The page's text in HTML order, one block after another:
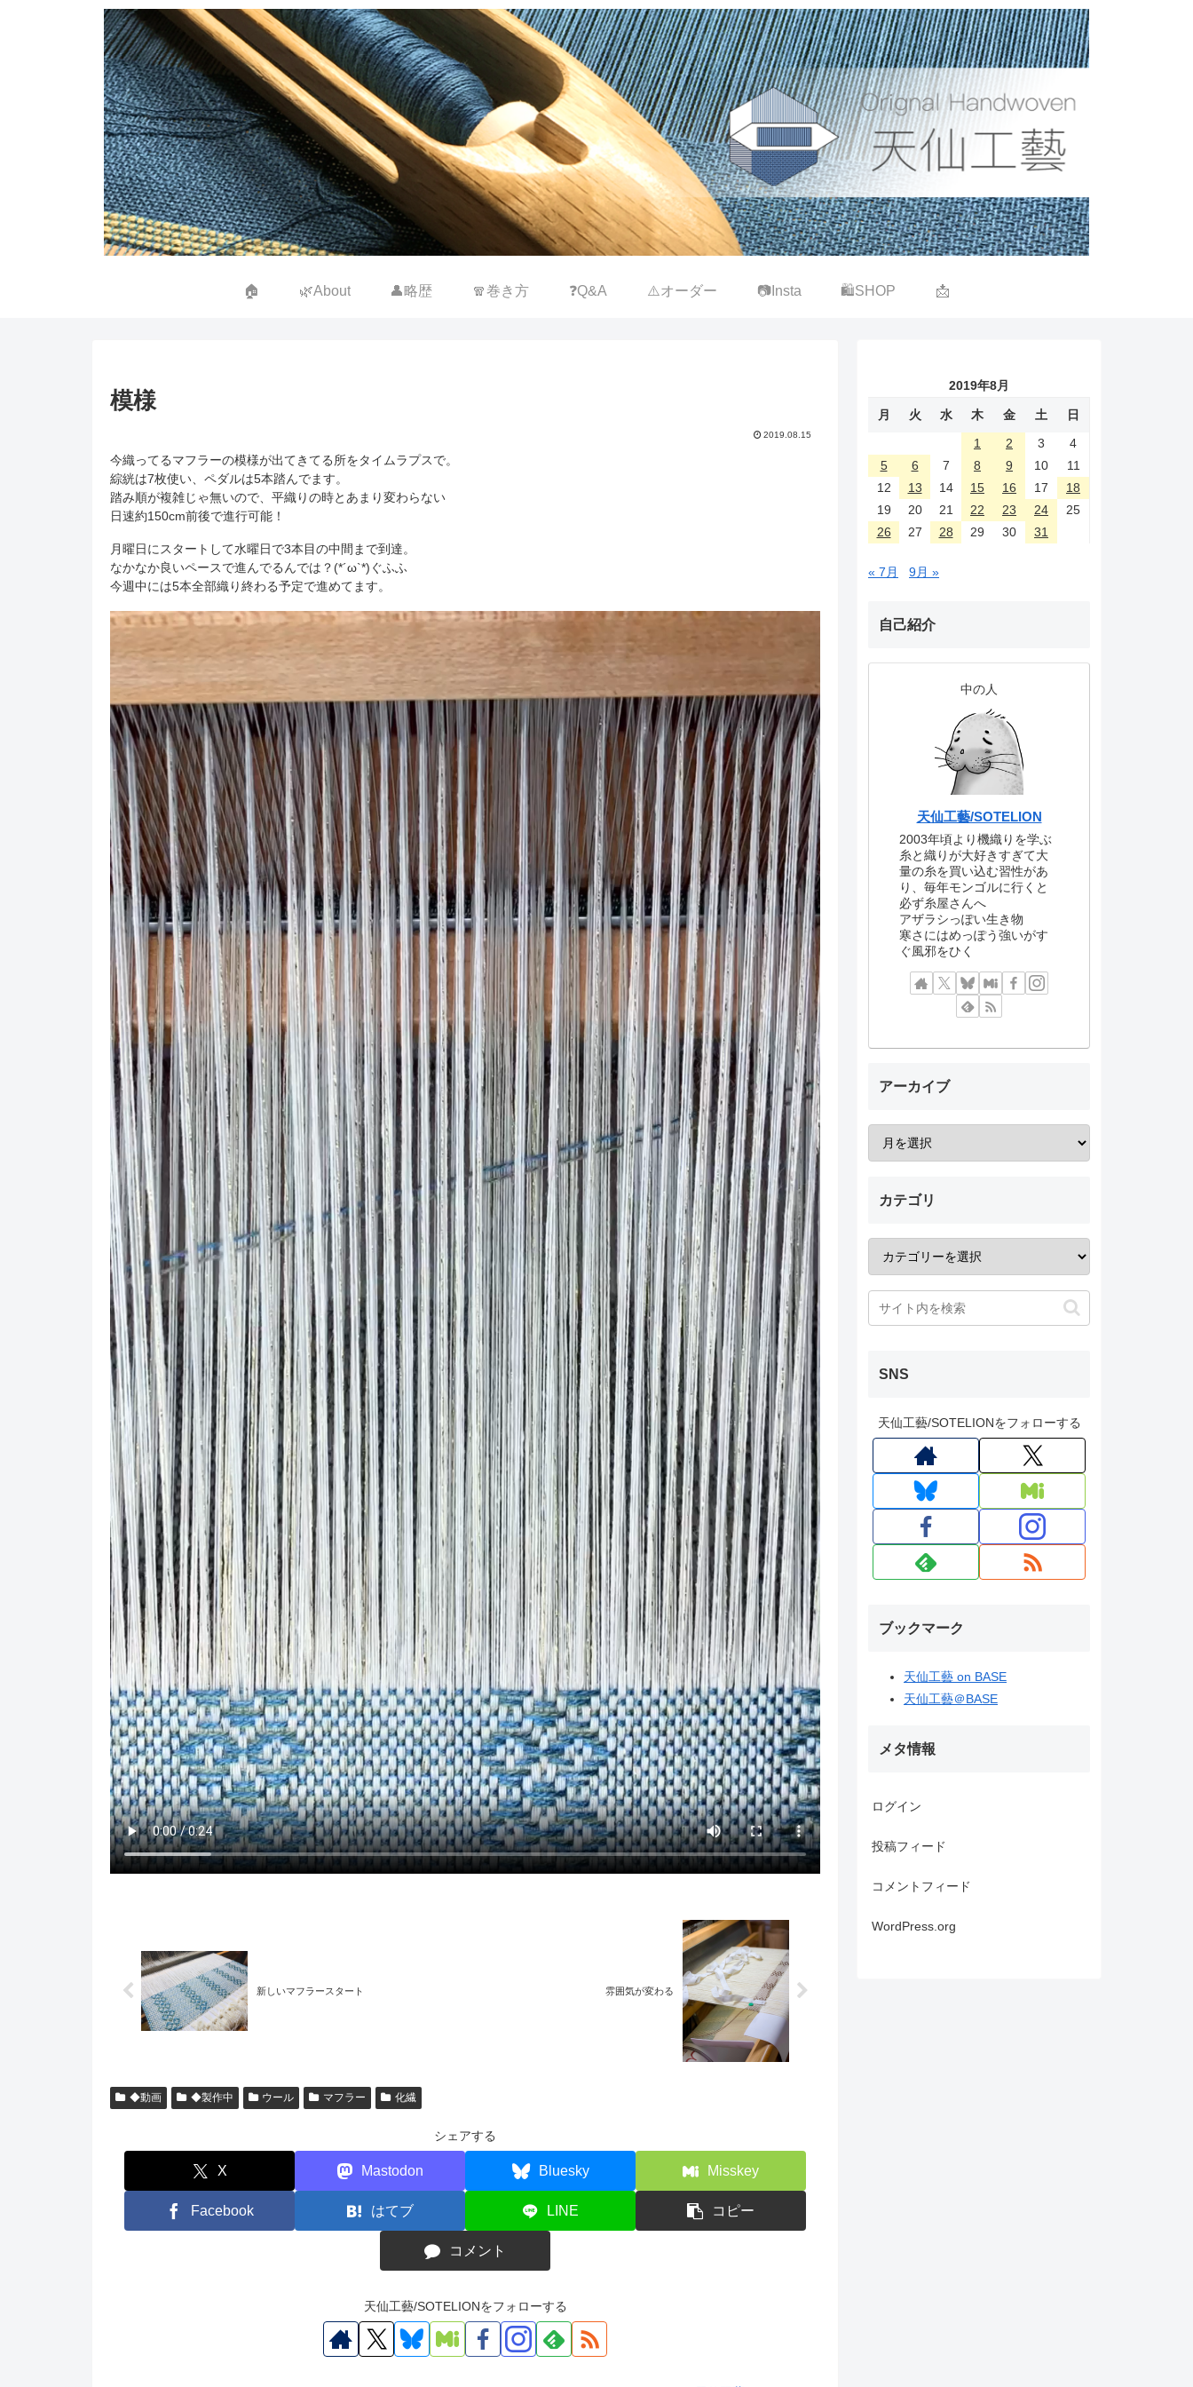
🏠 🌿About 👤略歴 🧣巻き方 ❓Q&A ⚠️オーダー 📷Insta 🛍SHOP 📩
模様
2019.08.15
今織ってるマフラーの模様が出てきてる所をタイムラプスで。
綜絖は7枚使い、ペダルは5本踏んでます。
踏み順が複雑じゃ無いので、平織りの時とあまり変わらない
日速約150cm前後で進行可能！
月曜日にスタートして水曜日で3本目の中間まで到達。
なかなか良いペースで進んでるんでは？(*´ω`*)ぐふふ
今週中には5本全部織り終わる予定で進めてます。
新しいマフラースタート 雰囲気が変わる
◆動画 ◆製作中 ウール マフラー 化繊
シェアする
X Mastodon Bluesky Misskey
Facebook はてブ LINE コピー
コメント
天仙工藝/SOTELIONをフォローする
2019年8月
月 火 水 木 金 土
日
1
2 3
4
5
6 7 8 9 10
11
12
13 14 15 16 17
18
19
20 21 22 23 24
25
26
27 28 29 30 31
« 7月 9月 »
自己紹介
中の人
天仙工藝/SOTELION
2003年頃より機織りを学ぶ
糸と織りが大好きすぎて大
量の糸を買い込む習性があ
り、毎年モンゴルに行くと
必ず糸屋さんへ
アザラシっぽい生き物
寒さにはめっぽう強いがす
ぐ風邪をひく
アーカイブ
カテゴリ
SNS
天仙工藝/SOTELIONをフォローする
ブックマーク
天仙工藝 on BASE
天仙工藝＠BASE
メタ情報
ログイン
投稿フィード
コメントフィード
WordPress.org